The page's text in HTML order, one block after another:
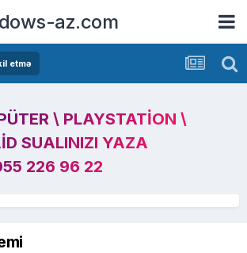
az.com
etmə
\ PLAYSTATION \
SUALINIZI YAZA
226 96 22